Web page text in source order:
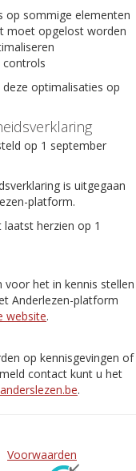
op sommige elementen
moet opgelost worden
optimalisaties op
op 1 september
is uitgegaan
platform.
herzien op 1
het in kennis stellen
Anderlezen-platform
website.
op kennisgevingen of
contact kunt u het
.
Voorwaarden